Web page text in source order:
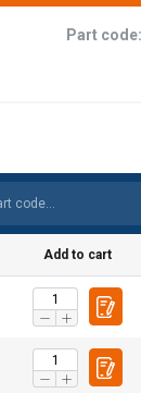
Part code:
Add to cart